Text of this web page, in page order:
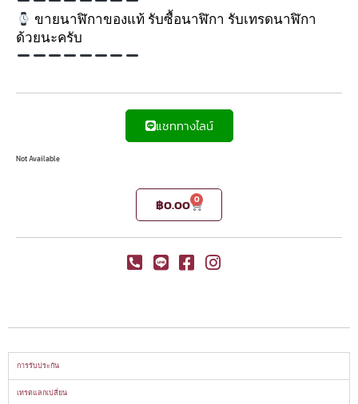
ขายนาฬิกาของแท้ รับซื้อนาฬิกา รับเทรดนาฬิกา
ด้วยนะครับ
แชททางไลน์
Not Available
฿0.00 0
การรับประกัน
เทรดแลกเปลี่ยน